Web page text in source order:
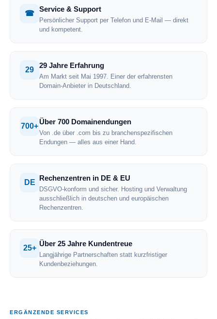
☎
Service & Support
Persönlicher Support per Telefon und E-Mail — direkt
und kompetent.
29
29 Jahre Erfahrung
Am Markt seit Mai 1997. Einer der erfahrensten
Domain-Anbieter in Deutschland.
700+
Über 700 Domainendungen
Von .de über .com bis zu branchenspezifischen
Endungen — alles aus einer Hand.
DE
Rechenzentren in DE & EU
DSGVO-konform und sicher. Hosting und Verwaltung
ausschließlich in deutschen und europäischen
Rechenzentren.
25+
Über 25 Jahre Kundentreue
Langjährige Partnerschaften statt kurzfristiger
Kundenbeziehungen.
ERGÄNZENDE SERVICES